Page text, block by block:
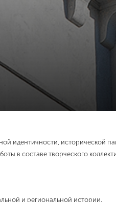
идентичности, исторической
в составе творческого
и региональной истории.